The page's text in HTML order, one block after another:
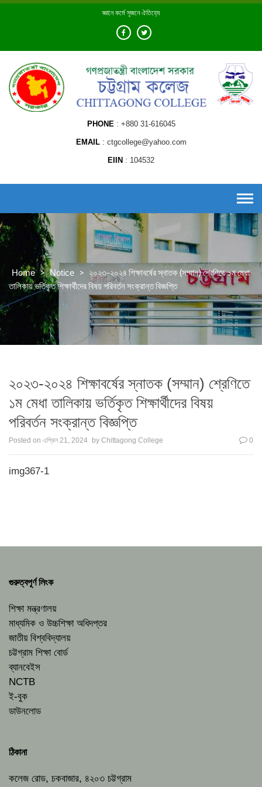
Skip
জ্ঞানে কর্মে সৃজনে ঐতিহ্যে
PHONE +880 31-616045
EMAIL ctgcollege@yahoo.com
EIIN 104532
Home > Notice > ২০২৩-২০২৪ শিক্ষাবর্ষের স্নাতক (সম্মান) শ্রেণিতে ১ম মেধা
তালিকায় ভর্তিকৃত শিক্ষার্থীদের বিষয় পরিবর্তন সংক্রান্ত বিজ্ঞপ্তি
২০২৩-২০২৪ শিক্ষাবর্ষের স্নাতক (সম্মান) শ্রেণিতে
১ম মেধা তালিকায় ভর্তিকৃত শিক্ষার্থীদের বিষয়
পরিবর্তন সংক্রান্ত বিজ্ঞপ্তি
Posted on এপ্রিল 21, 2024 by Chittagong College 0
img367-1
গুরুত্বপূর্ণ লিংক
শিক্ষা মন্ত্রণালয়
মাধ্যমিক ও উচ্চশিক্ষা অধিদপ্তর
জাতীয় বিশ্ববিদ্যালয়
চট্টগ্রাম শিক্ষা বোর্ড
ব্যানবেইস
NCTB
ই-বুক
ডাউনলোড
ঠিকানা
কলেজ রোড, চকবাজার, ৪২০৩ চট্টগ্রাম